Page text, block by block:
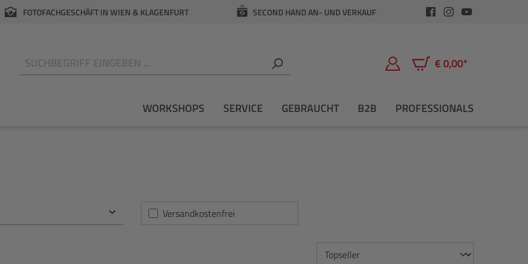
FOTOFACHGESCHÄFT IN WIEN & KLAGENFURT SECOND HAND AN- UND VERKAUF
€ 0,00*
Warenkorb enthält 0
WORKSHOPS SERVICE GEBRAUCHT B2B PROFESSIONALS
Filter hinzufügen: Versandkostenfrei
Versandkostenfrei